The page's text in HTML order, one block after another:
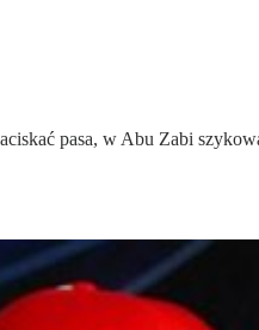
pasa, w Abu Zabi